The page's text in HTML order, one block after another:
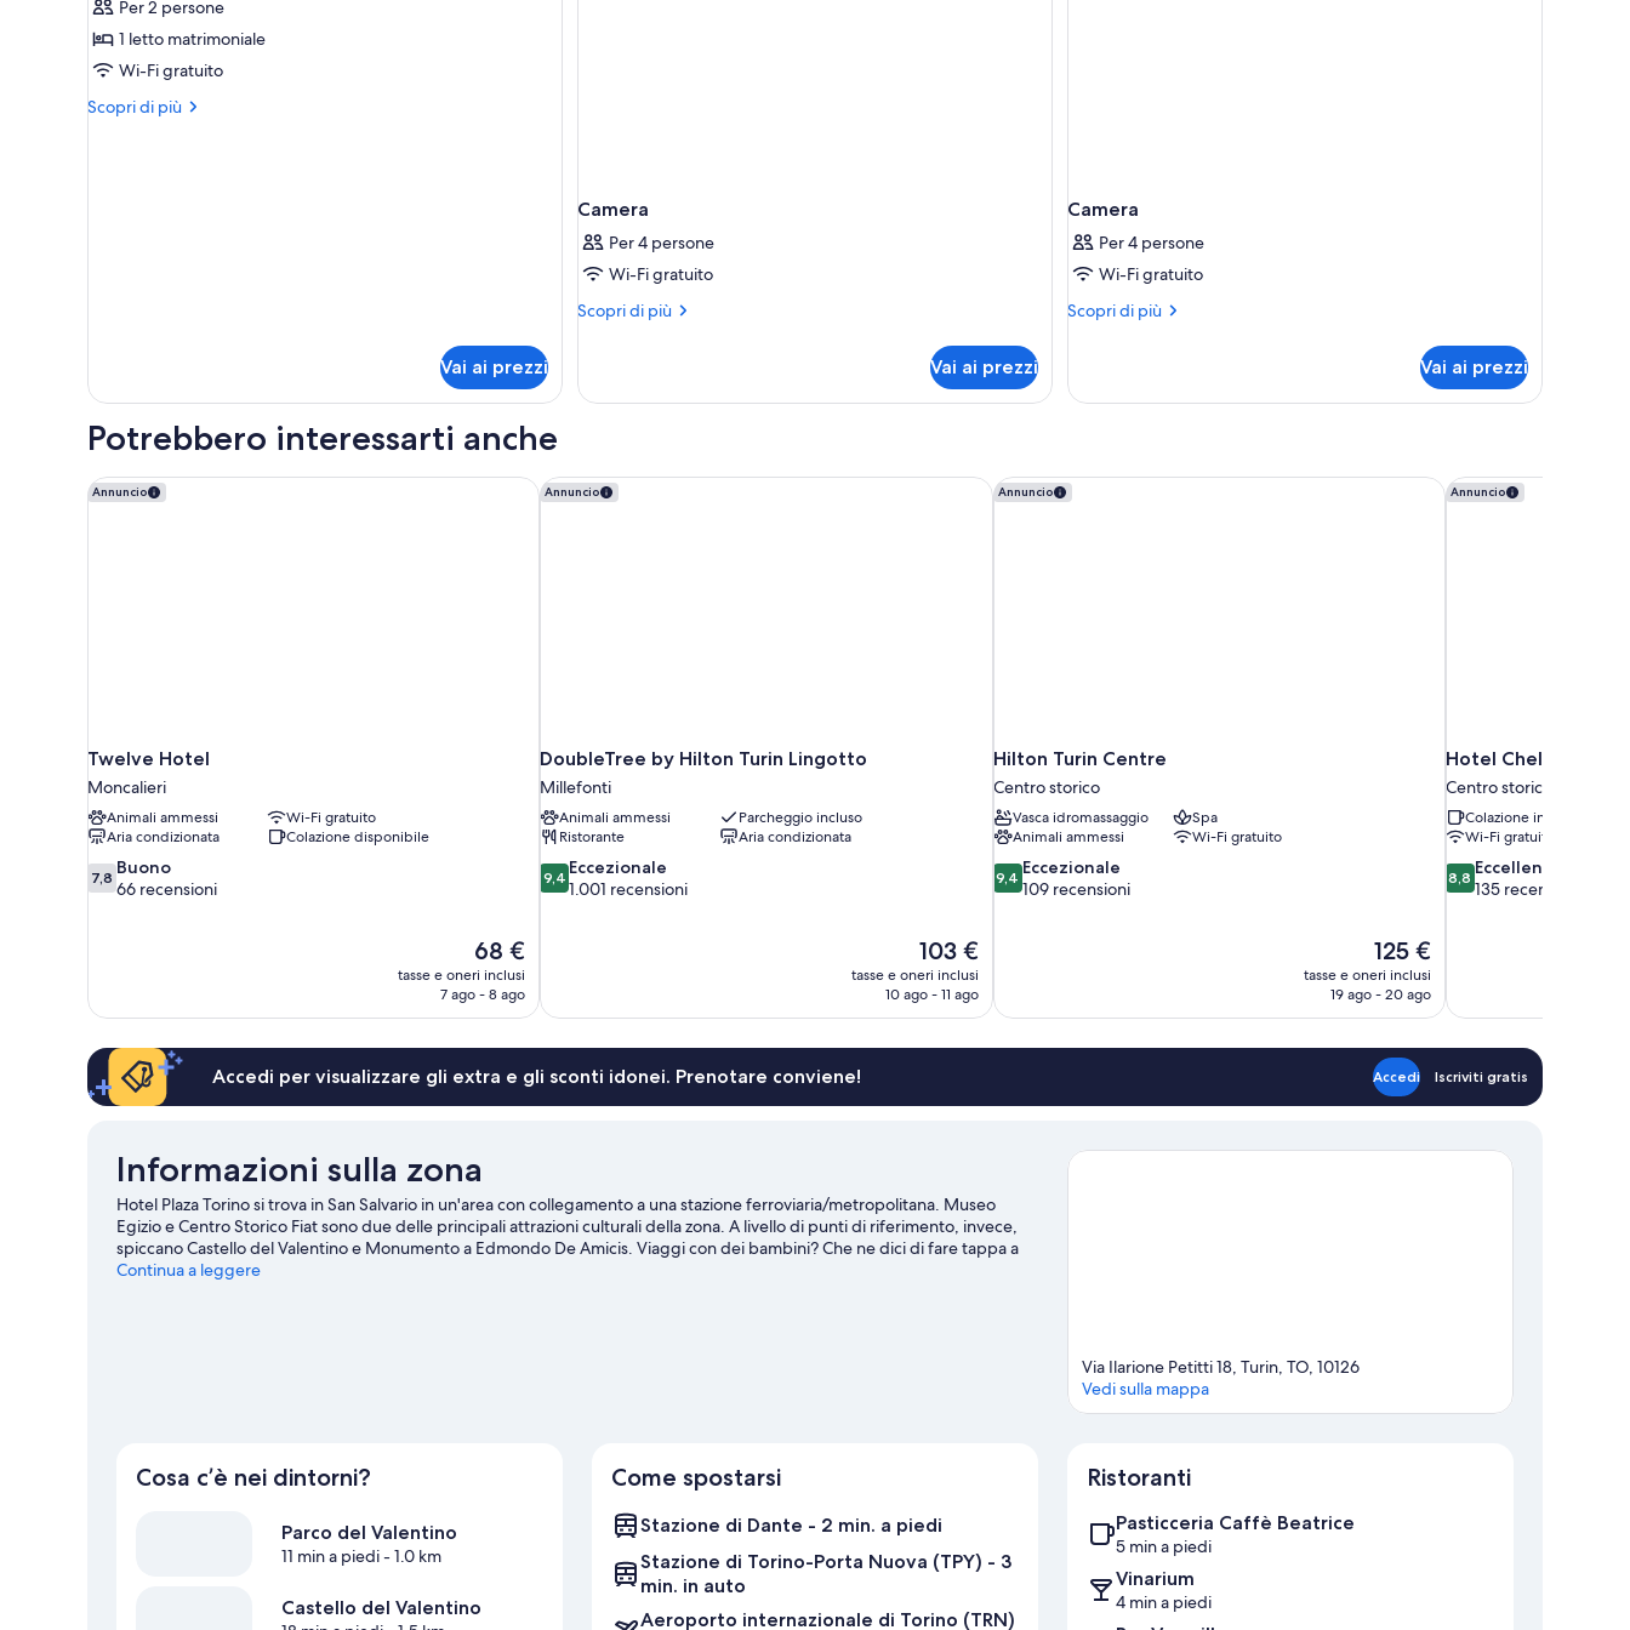
singoli
foto
per
Double
economy
Per 2 persone
1 letto matrimoniale
Wi-Fi gratuito
Scopri di più
Altri
Vai ai prezzi
Camera
Per 4 persone
Wi-Fi gratuito
Scopri di più
Altri
Vai ai prezzi
Camera
Per 4 persone
Wi-Fi gratuito
Scopri di più
Altri
Vai ai prezzi
Potrebbero interessarti anche
Annuncio
Twelve Hotel
Moncalieri
Animali ammessi
Wi-Fi gratuito
Aria condizionata
Colazione disponibile
7.8
su
7,8 Buono
66 recensioni
Il
prezzo
attuale
68 €
tasse e oneri inclusi
7 ago - 8 ago
Twelve Hotel Annuncio
DoubleTree by Hilton Turin Lingotto
Millefonti
Animali ammessi
Parcheggio incluso
Ristorante
Aria condizionata
9.4
su
9,4 Eccezionale
1.001 recensioni
Il
prezzo
attuale
103 €
tasse e oneri inclusi
10 ago - 11 ago
DoubleTree by Hilton Turin Lingotto Annuncio
Hilton Turin Centre
Centro storico
Vasca idromassaggio
Spa
Animali ammessi
Wi-Fi gratuito
9.4
su
9,4 Eccezionale
109 recensioni
Il
prezzo
attuale
125 €
tasse e oneri inclusi
19 ago - 20 ago
Hilton Turin Centre Annuncio
Hotel Chelsea
Centro storico
Colazione inclusa
Wi-Fi gratuito
8.8
su
8,8 Eccellente
135 recensioni
Hotel Chelsea
Accedi per visualizzare gli extra e gli sconti idonei. Prenotare conviene! Accedi Iscriviti gratis
Informazioni sulla zona
Hotel Plaza Torino si trova in San Salvario in un'area con collegamento a una stazione ferroviaria/metropolitana. Museo
Egizio e Centro Storico Fiat sono due delle principali attrazioni culturali della zona. A livello di punti di riferimento, invece,
spiccano Castello del Valentino e Monumento a Edmondo De Amicis. Viaggi con dei bambini? Che ne dici di fare tappa a
Lingotto Fiere, o di prendere dei biglietti per Allianz Stadium e andare a vedere un evento sportivo o uno spettacolo.
Continua a leggere
Via Ilarione Petitti 18, Turin, TO, 10126
Vedi sulla mappa
Cosa c’è nei dintorni?
Parco del Valentino
11 min a piedi- 1.0 km
Castello del Valentino
Come spostarsi
Stazione di Dante - 2 min. a piedi
Stazione di Torino-Porta Nuova (TPY) - 3
min. in auto
Aeroporto internazionale di Torino (TRN)
Ristoranti
Pasticceria Caffè Beatrice
5 min a piedi
Vinarium
4 min a piedi